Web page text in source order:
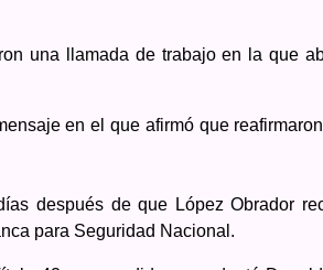
una llamada de trabajo en la que
en el que afirmó que
después de que López Obrador
para Seguridad Nacional.